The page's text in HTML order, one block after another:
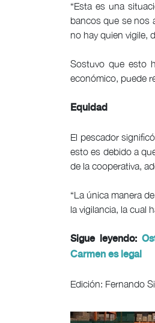
“Esta es una
bancos que se nos
no hay quien vigile,
Sostuvo que esto
económico, puede
Equidad
El pescador
esto es debido a
de la cooperativa,
“La única manera
la vigilancia, la cual
Sigue leyendo:
Carmen es legal
Edición: Fernando